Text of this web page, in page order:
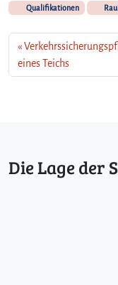
Qualifikationen
eines Teichs
Die Lage der